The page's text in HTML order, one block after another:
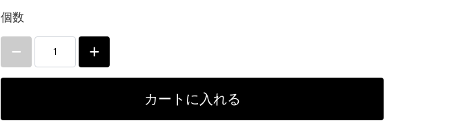
個数
カートに入れる